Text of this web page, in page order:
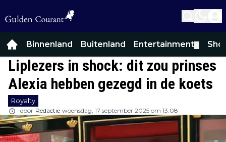
Binnenland Buitenland Entertainment
Liplezers in shock: dit zou prinses
Alexia hebben gezegd in de koets
Royalty
door Redactie woensdag, 17 september 2025 om 13:08